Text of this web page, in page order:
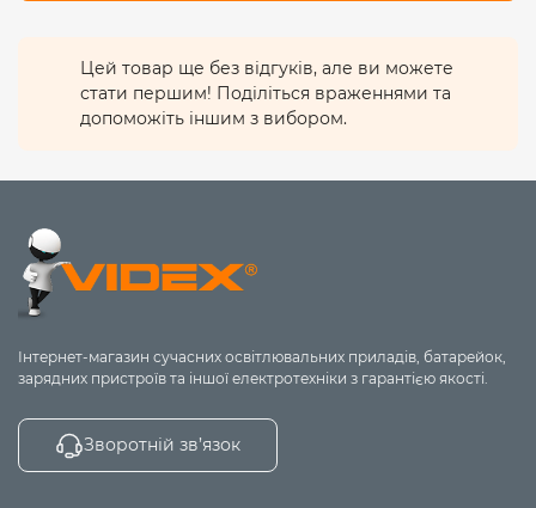
Цей товар ще без відгуків, але ви можете
стати першим! Поділіться враженнями та
допоможіть іншим з вибором.
Інтернет-магазин сучасних освітлювальних приладів, батарейок,
зарядних пристроїв та іншої електротехніки з гарантією якості.
Зворотній зв’язок